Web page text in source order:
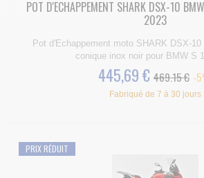
POT D'ECHAPPEMENT SHARK DSX-10
2023
Pot d'Echappement moto SHARK DSX-
conique inox noir pour BMW S
445,69 € 469.15 € -
Fabriqué de 7 à 30 jours
PRIX RÉDUIT